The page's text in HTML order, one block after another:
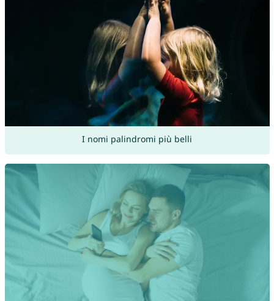
I nomi palindromi più belli